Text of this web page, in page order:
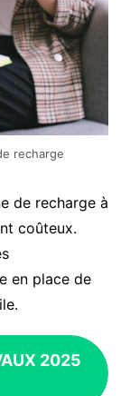
recharge
de recharge à
coûteux.
en place de
2025